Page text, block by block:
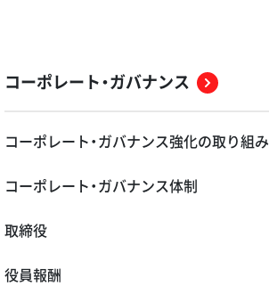
コーポレート・ガバナンス
コーポレート・ガバナンス強化の取り組み
コーポレート・ガバナンス体制
取締役
役員報酬